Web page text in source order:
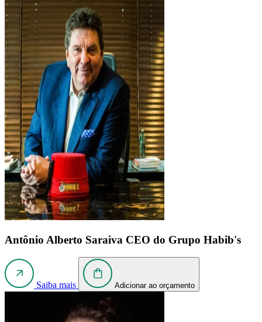
Antônio Alberto Saraiva CEO do Grupo Habib's
Saiba mais Adicionar ao orçamento